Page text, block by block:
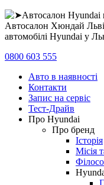
0800 603 555
Авто в наявності
Контакти
Запис на сервіс
Тест-Драйв
Про Hyundai
Про бренд
Історія
Місія